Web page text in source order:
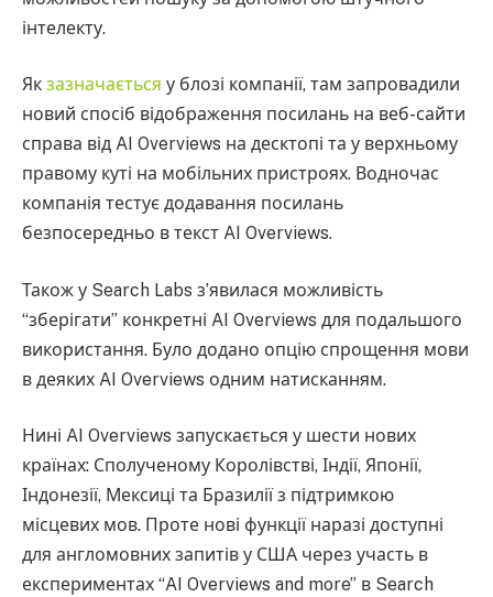
інтелекту.
Як зазначається у блозі компанії, там запровадили
новий спосіб відображення посилань на веб-сайти
справа від AI Overviews на десктопі та у верхньому
правому куті на мобільних пристроях. Водночас
компанія тестує додавання посилань
безпосередньо в текст AI Overviews.
Також у Search Labs з’явилася можливість
“зберігати” конкретні AI Overviews для подальшого
використання. Було додано опцію спрощення мови
в деяких AI Overviews одним натисканням.
Нині AI Overviews запускається у шести нових
країнах: Сполученому Королівстві, Індії, Японії,
Індонезії, Мексиці та Бразилії з підтримкою
місцевих мов. Проте нові функції наразі доступні
для англомовних запитів у США через участь в
експериментах “AI Overviews and more” в Search